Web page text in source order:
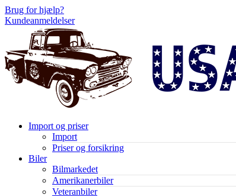
Brug for hjælp?
Kundeanmeldelser
Import og priser
Import
Priser og forsikring
Biler
Bilmarkedet
Amerikanerbiler
Veteranbiler